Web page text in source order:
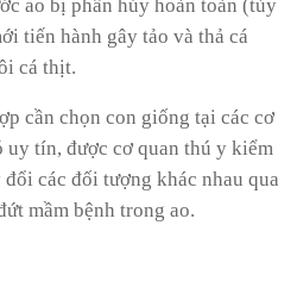
ao bị phân hủy hoàn toàn (tùy
tiến hành gây tảo và thả cá
cá thịt.
cần chọn con giống tại các cơ
uy tín, được cơ quan thú y kiểm
các đối tượng khác nhau qua
mầm bệnh trong ao.